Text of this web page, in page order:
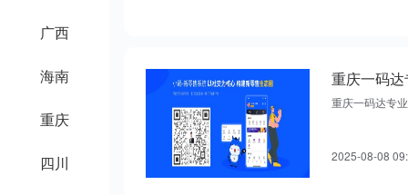
广西
海南
重庆
四川
重庆一码
重庆一码达专
2025-08-08